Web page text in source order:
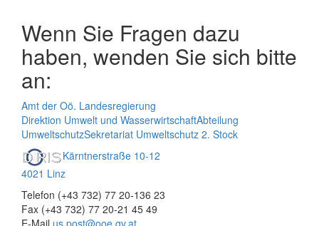
Wenn Sie Fragen dazu
haben, wenden Sie sich bitte
an:
Amt der Oö. Landesregierung
Direktion Umwelt und WasserwirtschaftAbteilung
UmweltschutzSekretariat Umweltschutz 2. Stock
Kärntnerstraße 10-12
4021 Linz
Telefon (+43 732) 77 20-136 23
Fax (+43 732) 77 20-21 45 49
E-Mail us.post@ooe.gv.at